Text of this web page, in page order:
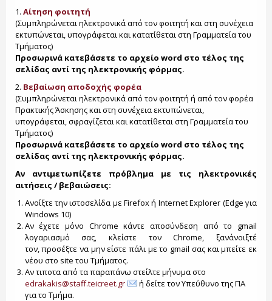
1. Αίτηση φοιτητή
(Συμπληρώνεται ηλεκτρονικά από τον φοιτητή και στη συνέχεια
εκτυπώνεται, υπογράφεται και κατατίθεται στη Γραμματεία του
Τμήματος)
Προσωρινά κατεβάσετε το αρχείο word στο τέλος της
σελίδας αντί της ηλεκτρονικής φόρμας.
2. Βεβαίωση αποδοχής φορέα
(Συμπληρώνεται ηλεκτρονικά από τον φοιτητή ή από τον φορέα
Πρακτικής Άσκησης και στη συνέχεια εκτυπώνεται,
υπογράφεται, σφραγίζεται και κατατίθεται στη Γραμματεία του
Τμήματος)
Προσωρινά κατεβάσετε το αρχείο word στο τέλος της
σελίδας αντί της ηλεκτρονικής φόρμας.
Αν αντιμετωπίζετε πρόβλημα με τις ηλεκτρονικές
αιτήσεις / βεβαιώσεις:
Ανοίξτε την ιστοσελίδα με Firefox ή Internet Explorer (Edge για
Windows 10)
Αν έχετε μόνο Chrome κάντε αποσύνδεση από το gmail
λογαριασμό σας, κλείστε τον Chrome, ξανάνοιξτέ
τον, προσέξτε να μην είστε πάλι με το gmail σας και μπείτε εκ
νέου στο site του Τμήματος.
Αν τιποτα από τα παραπάνω στείλτε μήνυμα στο
edrakakis@staff.teicreet.gr
ή δείτε τον Υπεύθυνο της ΠΑ
για το Τμήμα.